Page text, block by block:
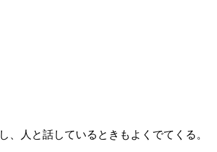
人と話しているときもよくでてくる。